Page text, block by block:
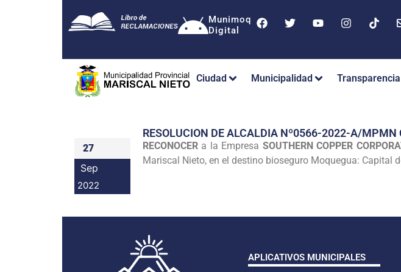
Munimoq
Digital
Ciudad Municipalidad Transparencia
27
Sep
2022
RESOLUCION DE ALCALDIA Nº0566-2022-A/
RECONOCER a la Empresa SOUTHERN COPPER
Mariscal Nieto, en el destino bioseguro Moquegua: Capital
APLICATIVOS MUNICIPALES